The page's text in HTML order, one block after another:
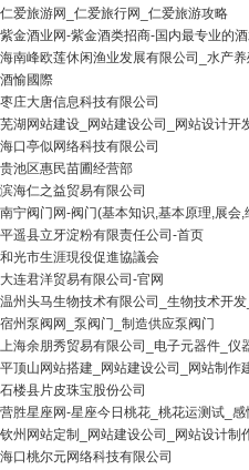
仁爱旅游网_仁爱旅行网_仁爱旅游攻略
紫金酒业网-紫金酒类招商-国内最专业的
海南峰欧莲休闲渔业发展有限公司_水产养
酒愉國際
枣庄大唐信息科技有限公司
芜湖网站建设_网站建设公司_网站设计开
海口亭似网络科技有限公司
贵池区惠民苗圃经营部
滨海仁之益贸易有限公司
南宁阀门网-阀门(基本知识,基本原理,展会,
平遥县立牙淀粉有限责任公司-首页
和光市生涯現役促進協議会
大连君洋贸易有限公司-官网
温州头马生物技术有限公司_生物技术开
宿州泵阀网_泵阀门_制造供应泵阀门
上海余朋秀贸易有限公司_电子元器件_仪
平顶山网站搭建_网站建设公司_网站制作
石楼县片皮珠宝股份公司
营胜星座网-星座今日桃花_桃花运测试_感
钦州网站定制_网站建设公司_网站设计制
海口桃尔元网络科技有限公司